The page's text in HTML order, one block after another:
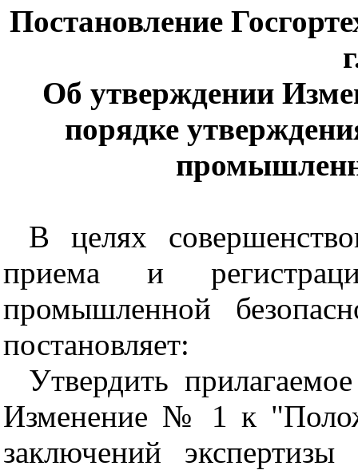
Постановление
Об утверждении
порядке
В целях
приема и
промышленной
постановляет:
Утвердить
Изменение № 1 к
заключений